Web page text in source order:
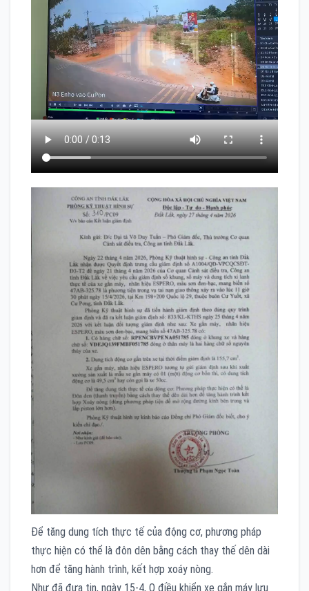
Để tăng dung tích thực tế của động cơ, phương pháp
thực hiện có thể là đôn dên bằng cách thay thế dên dài
hơn để tăng hành trình, kết hợp xoáy nòng.
Như đã đưa tin, ngày 15-4, Q điều khiển xe gắn máy lưu